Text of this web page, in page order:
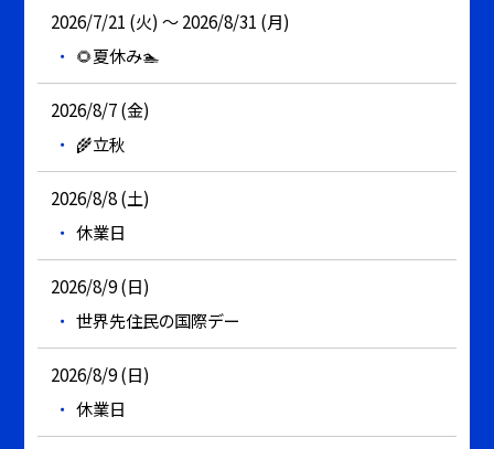
2026/7/21 (火) ～ 2026/8/31 (月)
🌻夏休み🏊
2026/8/7 (金)
🌾立秋
2026/8/8 (土)
休業日
2026/8/9 (日)
世界先住民の国際デー
2026/8/9 (日)
休業日